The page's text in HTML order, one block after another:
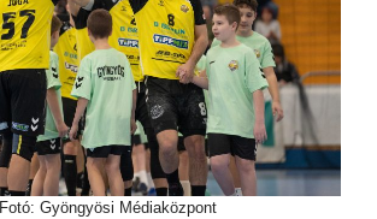
Fotó: Gyöngyösi Médiaközpont